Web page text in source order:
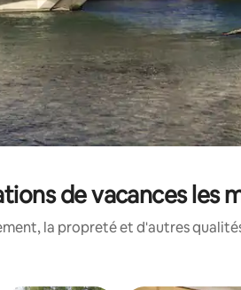
de vacances les
la propreté et d'autres